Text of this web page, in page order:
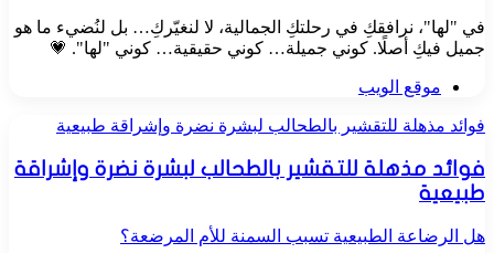
في "لها"، نرافقكِ في رحلتكِ الجمالية، لا لنغيّركِ… بل لنُضيء ما هو
جميل فيكِ أصلًا. كوني جميلة… كوني حقيقية… كوني "لها". 💗
موقع الويب
فوائد مذهلة للتقشير بالطحالب لبشرة نضرة وإشراقة طبيعية
فوائد مذهلة للتقشير بالطحالب لبشرة نضرة وإشراقة
طبيعية
هل الرضاعة الطبيعية تسبب السمنة للأم المرضعة؟